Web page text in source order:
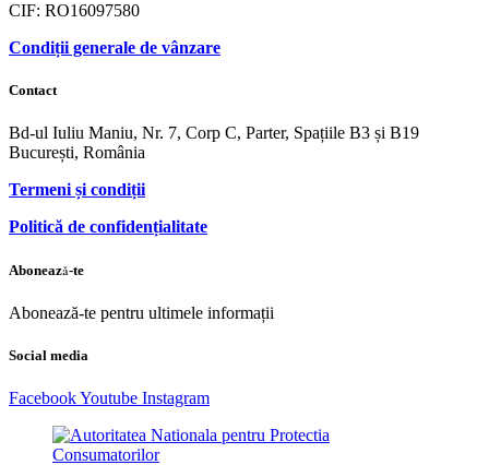
CIF: RO16097580
Condiții generale de vânzare
Contact
Bd-ul Iuliu Maniu, Nr. 7, Corp C, Parter, Spațiile B3 și B19
București, România
Termeni și condiții
Politică de confidențialitate
Abonează-te
Abonează-te pentru ultimele informații
Social media
FacebookYoutube Instagram